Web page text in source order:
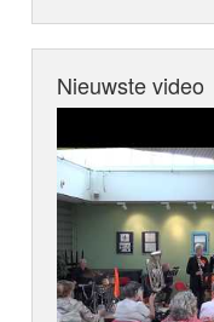
Nieuwste video